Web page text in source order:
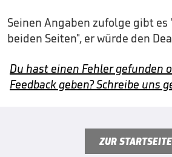
Seinen Angaben zufolge gibt es
beiden Seiten", er würde den
Du hast einen Fehler gefunden
Feedback geben? Schreibe uns
ZUR STARTSEITE